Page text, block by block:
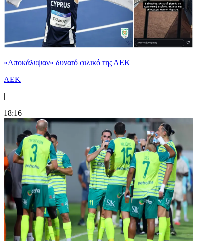
«Αποκάλυψαν» δυνατό φιλικό της ΑΕΚ
ΑΕΚ
|
18:16